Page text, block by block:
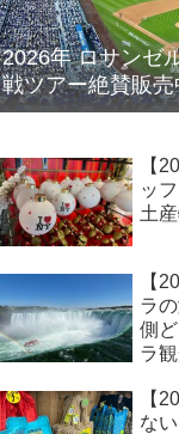
2026年 ロサンゼ
戦ツアー絶賛販売
【
ッ
土産
【
ラ
側
ラ
【
な